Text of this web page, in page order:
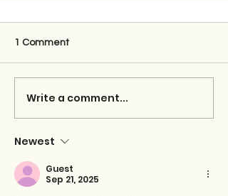
1 Comment
Write a comment...
Newest
Guest
Sep 21, 2025